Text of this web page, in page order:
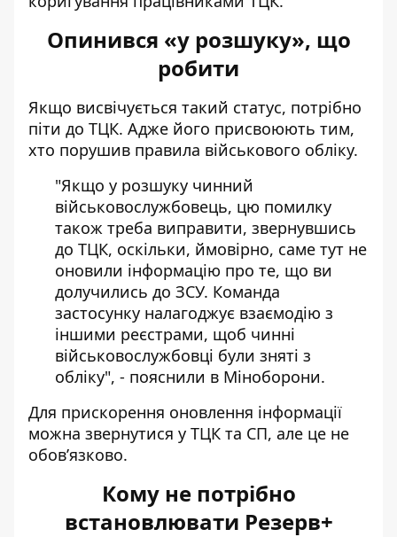
Опинився «у розшуку», що
робити
Якщо висвічується такий статус, потрібно
піти до ТЦК. Адже його присвоюють тим,
хто порушив правила військового обліку.
"Якщо у розшуку чинний
військовослужбовець, цю помилку
також треба виправити, звернувшись
до ТЦК, оскільки, ймовірно, саме тут не
оновили інформацію про те, що ви
долучились до ЗСУ. Команда
застосунку налагоджує взаємодію з
іншими реєстрами, щоб чинні
військовослужбовці були зняті з
обліку", - пояснили в Міноборони.
Для прискорення оновлення інформації
можна звернутися у ТЦК та СП, але це не
обовʼязково.
Кому не потрібно
встановлювати Резерв+